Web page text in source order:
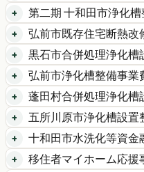
第二期 十和田市浄化
弘前市既存住宅断熱改
黒石市合併処理浄化槽
弘前市浄化槽整備事業
蓬田村合併処理浄化槽
五所川原市浄化槽設置
十和田市水洗化等資金
移住者マイホーム応援